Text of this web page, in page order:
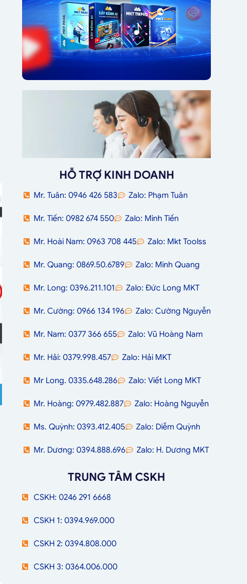
HỖ TRỢ KINH DOANH
Mr. Tuân: 0946 426 583 Zalo: Phạm Tuân
Mr. Tiến: 0982 674 550 Zalo: Minh Tiến
Mr. Hoài Nam: 0963 708 445 Zalo: Mkt Toolss
Mr. Quang: 0869.50.6789 Zalo: Minh Quang
Mr. Long: 0396.211.101 Zalo: Đức Long MKT
Mr. Cường: 0966 134 196 Zalo: Cường Nguyễn
Mr. Nam: 0377 366 655 Zalo: Vũ Hoàng Nam
Mr. Hải: 0379.998.457 Zalo: Hải MKT
Mr Long. 0335.648.286 Zalo: Viết Long MKT
Mr. Hoàng: 0979.482.887 Zalo: Hoàng Nguyễn
Ms. Quỳnh: 0393.412.405 Zalo: Diễm Quỳnh
Mr. Dương: 0394.888.696 Zalo: H. Dương MKT
TRUNG TÂM CSKH
CSKH: 0246 291 6668
CSKH 1: 0394.969.000
CSKH 2: 0394.808.000
CSKH 3: 0364.006.000